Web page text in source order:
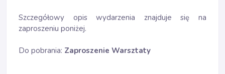
Szczegółowy opis wydarzenia znajduje się na
zaproszeniu poniżej.
Do pobrania: Zaproszenie Warsztaty